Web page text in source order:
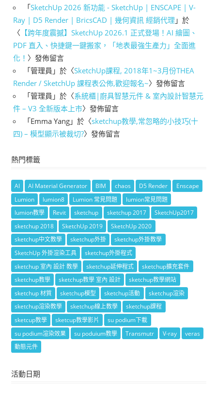
「SketchUp 2026 新功能 - SketchUp | ENSCAPE | V-
Ray | D5 Render | BricsCAD | 幾何資訊 經銷代理 」於
〈 【跨年度震撼】SketchUp 2026.1 正式登場！AI 繪圖、
PDF 直入、快捷鍵一鍵搬家，「地表最強生產力」全面進
化！ 〉發佈留言
「管理員 」於〈SketchUp課程, 2018年1~3月份THEA
Render / SketchUp 課程表公佈,歡迎報名~〉發佈留言
「管理員 」於〈系統櫃|廚具智慧元件 & 室內設計智慧元
件 – V3 全新版本上市〉發佈留言
「Emma Yang 」於〈sketchup教學,常忽略的小技巧(十
四) – 模型顯示被裁切?〉發佈留言
熱門標籤
AI AI Material Generator BIM chaos D5 Render
Enscape
Lumion
lumion8 Lumion 常見問題
lumion常見問題
lumion教學
Revit sketchup sketchup 2017
SketchUp2017
sketchup 2018
SketchUp 2019
SketchUp 2020
sketchup中文教學
sketchup外掛
sketchup外掛教學
SketchUp 外掛渲染工具
sketchup外掛程式
sketchup 室內 設計 教學
sketchup延伸程式
sketchup擴充套件
sketchup教學
sketchup教學 室內 設計
sketchup教學網站
sketchup 材質
sketchup模型 sketchup活動
sketchup渲染
sketchup渲染教學
sketchup線上教學
sketchup課程
sketcup教學
sketcup教學影片
su podium下載
su podium渲染效果
su poduium教學 Transmutr V-ray
veras
動態元件
活動日期